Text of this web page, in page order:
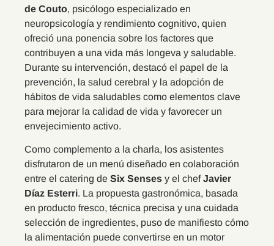
de Couto, psicólogo especializado en
neuropsicología y rendimiento cognitivo, quien
ofreció una ponencia sobre los factores que
contribuyen a una vida más longeva y saludable.
Durante su intervención, destacó el papel de la
prevención, la salud cerebral y la adopción de
hábitos de vida saludables como elementos clave
para mejorar la calidad de vida y favorecer un
envejecimiento activo.
Como complemento a la charla, los asistentes
disfrutaron de un menú diseñado en colaboración
entre el catering de Six Senses y el chefJavier
Díaz Esterri. La propuesta gastronómica, basada
en producto fresco, técnica precisa y una cuidada
selección de ingredientes, puso de manifiesto cómo
la alimentación puede convertirse en un motor